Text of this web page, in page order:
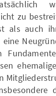
zu
als auch